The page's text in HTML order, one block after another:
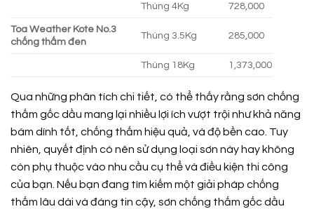
Thùng 4Kg 728,000
Toa Weather Kote No.3
chống thấm đen
Thùng 3.5Kg 285,000
Thùng 18Kg 1,373,000
Qua những phân tích chi tiết, có thể thấy rằng sơn chống
thấm gốc dầu mang lại nhiều lợi ích vượt trội như khả năng
bám dính tốt, chống thấm hiệu quả, và độ bền cao. Tuy
nhiên, quyết định có nên sử dụng loại sơn này hay không
còn phụ thuộc vào nhu cầu cụ thể và điều kiện thi công
của bạn. Nếu bạn đang tìm kiếm một giải pháp chống
thấm lâu dài và đáng tin cậy, sơn chống thấm gốc dầu